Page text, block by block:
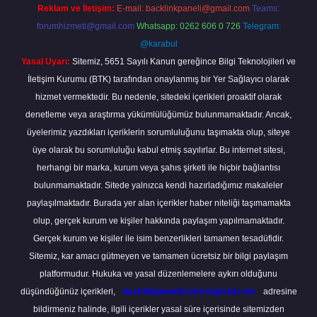
Reklam ve İletişim: E-mail: backlinkpaneli@gmail.com Teams:
forumhizmeti@gmail.com Whatsapp: 0262 606 0 726 Telegram:
@karabul
Yasal Uyarı: Sitemiz, 5651 Sayılı Kanun gereğince Bilgi Teknolojileri ve
İletişim Kurumu (BTK) tarafından onaylanmış bir Yer Sağlayıcı olarak
hizmet vermektedir. Bu nedenle, sitedeki içerikleri proaktif olarak
denetleme veya araştırma yükümlülüğümüz bulunmamaktadır. Ancak,
üyelerimiz yazdıkları içeriklerin sorumluluğunu taşımakta olup, siteye
üye olarak bu sorumluluğu kabul etmiş sayılırlar. Bu internet sitesi,
herhangi bir marka, kurum veya şahıs şirketi ile hiçbir bağlantısı
bulunmamaktadır. Sitede yalnızca kendi hazırladığımız makaleler
paylaşılmaktadır. Burada yer alan içerikler haber niteliği taşımamakta
olup, gerçek kurum ve kişiler hakkında paylaşım yapılmamaktadır.
Gerçek kurum ve kişiler ile isim benzerlikleri tamamen tesadüfidir.
Sitemiz, kar amacı gütmeyen ve tamamen ücretsiz bir bilgi paylaşım
platformudur. Hukuka ve yasal düzenlemelere aykırı olduğunu
düşündüğünüz içerikleri,
backlinkpanelicomtr@gmail.com
adresine
bildirmeniz halinde, ilgili içerikler yasal süre içerisinde sitemizden